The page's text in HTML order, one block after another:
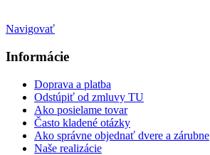
Navigovať
Informácie
Doprava a platba
Odstúpiť od zmluvy TU
Ako posielame tovar
Často kladené otázky
Ako správne objednať dvere a zárubne
Naše realizácie